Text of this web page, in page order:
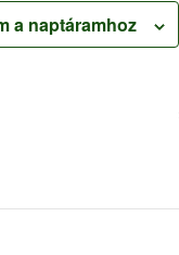
a naptáramhoz